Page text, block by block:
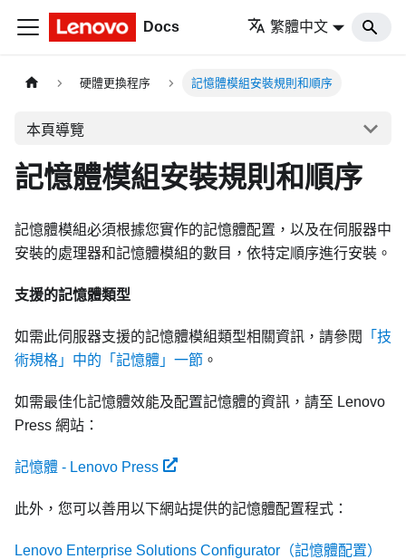
Docs 繁體中文
硬體更換程序 記憶體模組安裝規則和順序
本頁導覽
記憶體模組安裝規則和順序
記憶體模組必須根據您實作的記憶體配置，以及在伺服器中
安裝的處理器和記憶體模組的數目，依特定順序進行安裝。
支援的記憶體類型
如需此伺服器支援的記憶體模組類型相關資訊，請參閱
「技
術規格」中的「記憶體」一節 。
如需最佳化記憶體效能及配置記憶體的資訊，請至 Lenovo
Press 網站：
記憶體 - Lenovo Press
此外，您可以善用以下網站提供的記憶體配置程式：
Lenovo Enterprise Solutions Configurator（記憶體配置）